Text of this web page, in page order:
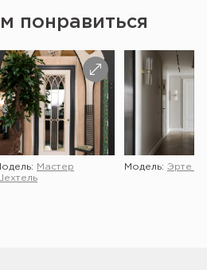
понравиться
Мастер
Модель: Эрте 2